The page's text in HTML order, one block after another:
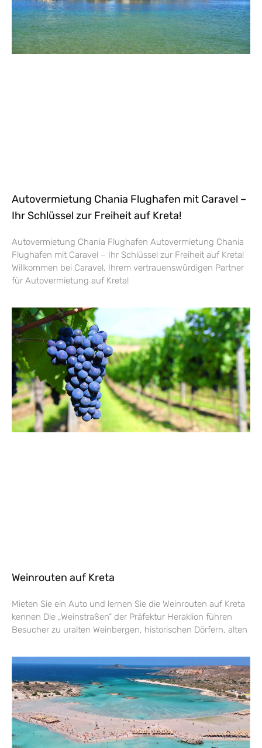
Autovermietung Chania Flughafen mit Caravel –
Ihr Schlüssel zur Freiheit auf Kreta!
Autovermietung Chania Flughafen Autovermietung Chania
Flughafen mit Caravel – Ihr Schlüssel zur Freiheit auf Kreta!
Willkommen bei Caravel, Ihrem vertrauenswürdigen Partner
für Autovermietung auf Kreta!
Weinrouten auf Kreta
Mieten Sie ein Auto und lernen Sie die Weinrouten auf Kreta
kennen Die „Weinstraßen“ der Präfektur Heraklion führen
Besucher zu uralten Weinbergen, historischen Dörfern, alten